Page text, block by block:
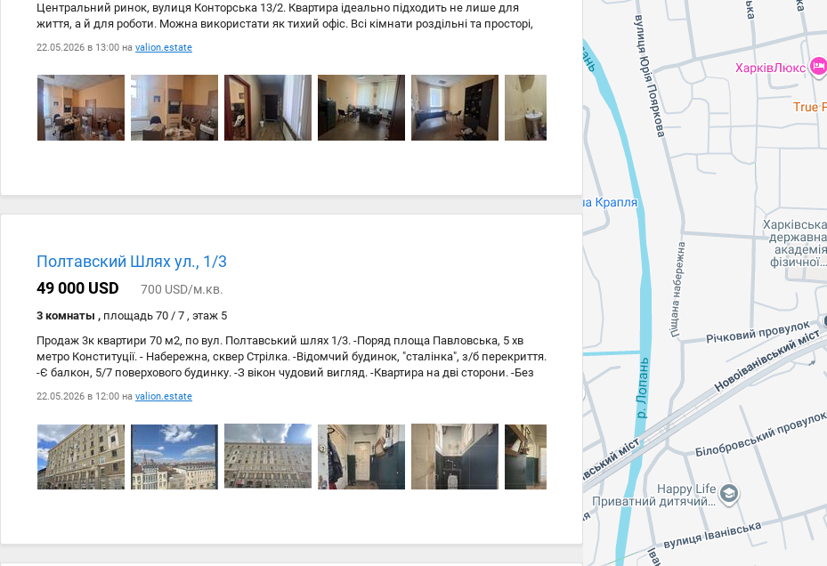
Центральний ринок, вулиця Конторська 13/2. Квартира ідеально підходить не лише для
життя, а й для роботи. Можна використати як тихий офіс. Всі кімнати роздільні та просторі,
загальна площа 106м2. У квартирі – автономне газове опалення. Хороший житловий стан.
Підходити під програму Є-відновлення. Приходьте на перегляди
22.05.2026 в 13:00 на valion.estate
Полтавский Шлях ул., 1/3
49 000 USD
700 USD/м.кв.
3 комнаты , площадь 70 / 7 , этаж 5
Продаж 3к квартири 70 м2, по вул. Полтавський шлях 1/3. -Поряд площа Павловська, 5 хв
метро Конституції. - Набережна, сквер Стрілка. -Відомчий будинок, "сталінка", з/б перекриття.
-Є балкон, 5/7 поверхового будинку. -З вікон чудовий вигляд. -Квартира на дві сторони. -Без
ремонту, у квартирі все рідне. -Доглянутий під'їзд, помінений ліфт. -Стеля 3, 17м2.
-Документи всі готові, прописаних нема. -Готові до торгу.
22.05.2026 в 12:00 на valion.estate